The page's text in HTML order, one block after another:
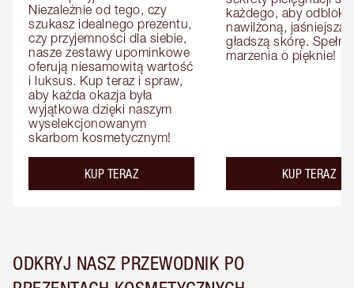
Niezależnie od tego, czy
szukasz idealnego prezentu,
czy przyjemności dla siebie,
nasze zestawy upominkowe
oferują niesamowitą wartość
i luksus. Kup teraz i spraw,
aby każda okazja była
wyjątkowa dzięki naszym
wyselekcjonowanym
skarbom kosmetycznym!
KUP TERAZ
każdego, aby
nawilżoną, jaśniejszą i
gładszą skórę.
marzenia o pięknie!
KUP TERAZ
ODKRYJ NASZ PRZEWODNIK PO